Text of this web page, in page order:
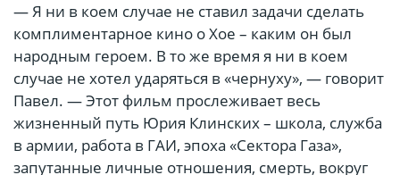
— Я ни в коем случае не ставил задачи сделать
комплиментарное кино о Хое – каким он был
народным героем. В то же время я ни в коем
случае не хотел ударяться в «чернуху», — говорит
Павел. — Этот фильм прослеживает весь
жизненный путь Юрия Клинских – школа, служба
в армии, работа в ГАИ, эпоха «Сектора Газа»,
запутанные личные отношения, смерть, вокруг